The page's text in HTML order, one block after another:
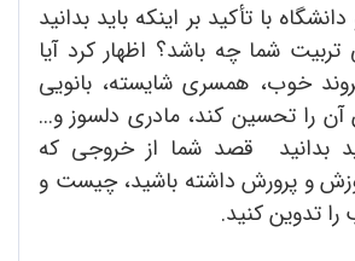
با تأکید بر اینکه باید بدانید
شما چه باشد؟ اظهار کرد آیا
خوب، همسری شایسته، بانویی
را تحسین کند، مادری دلسوز و...
بدانید قصد شما از خروجی که
و پرورش داشته باشید، چیست و
تدوین کنید.